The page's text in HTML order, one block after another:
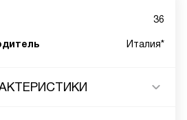
36
Италия*